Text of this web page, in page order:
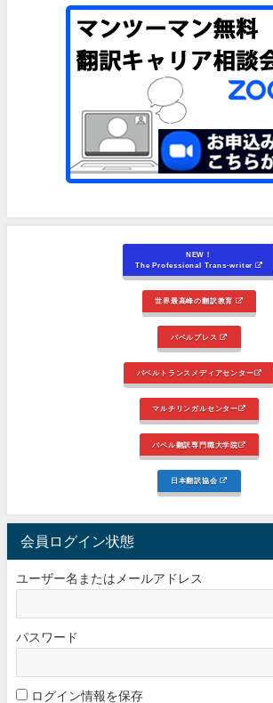
NEW！
The Professional Trans-writer
世界最高峰の翻訳教育
バベルプレス
バベルトランスメディアセンター
マルチリンガルセンター
バベル翻訳専門職大学院
日本翻訳協会
会員ログイン状態
ユーザー名またはメールアドレス
パスワード
ログイン情報を保存